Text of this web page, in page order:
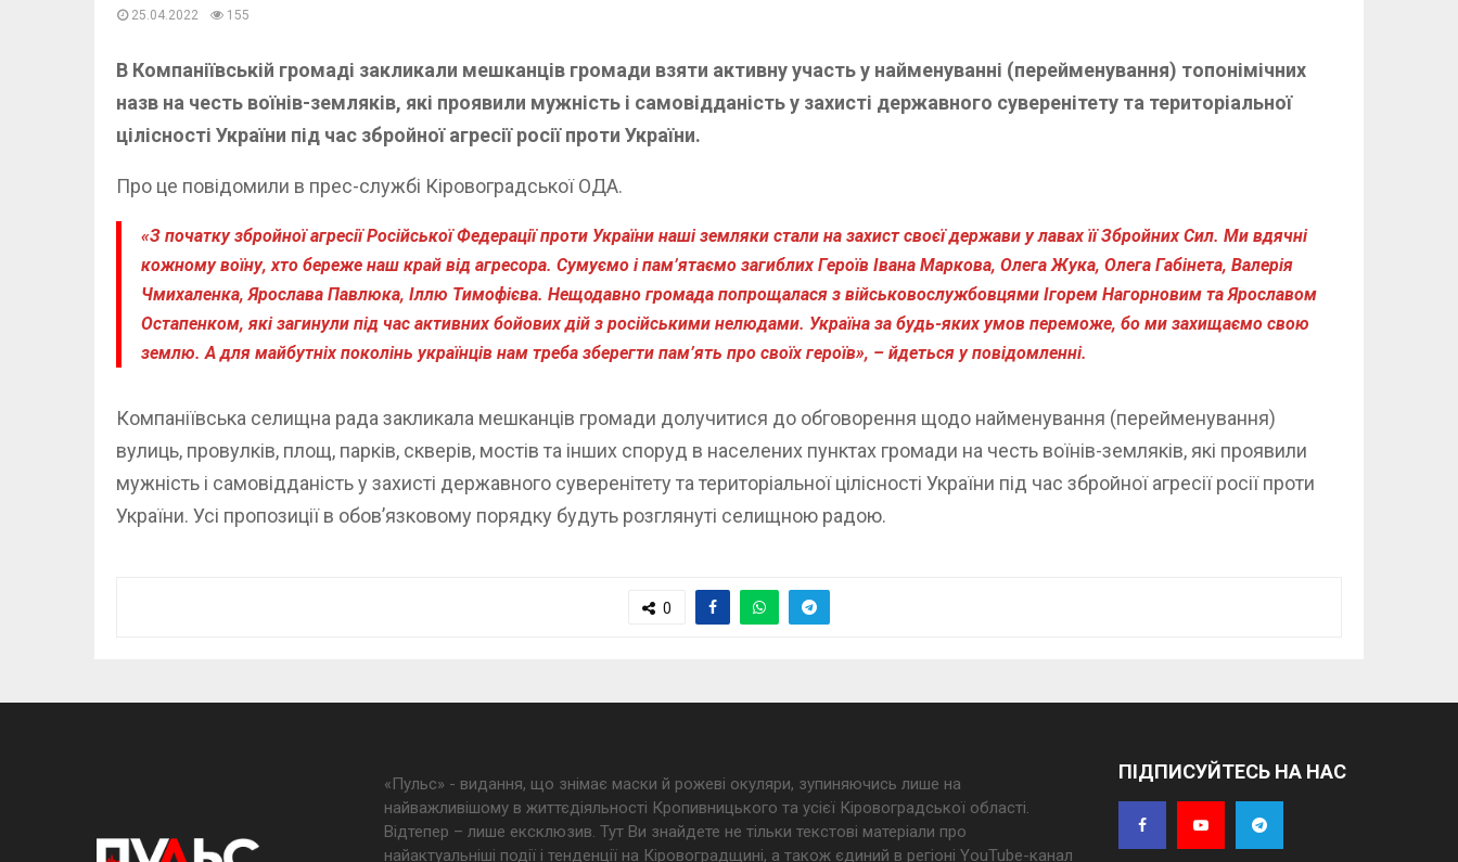
25.04.2022 155
В Компаніївській громаді закликали мешканців громади взяти активну участь у найменуванні (перейменування) топонімічних
назв на честь воїнів-земляків, які проявили мужність і самовідданість у захисті державного суверенітету та територіальної
цілісності України під час збройної агресії росії проти України.
Про це повідомили в прес-службі Кіровоградської ОДА.
«З початку збройної агресії Російської Федерації проти України наші земляки стали на захист своєї держави у лавах її Збройних Сил. Ми вдячні
кожному воїну, хто береже наш край від агресора. Сумуємо і пам’ятаємо загиблих Героїв Івана Маркова, Олега Жука, Олега Габінета, Валерія
Чмихаленка, Ярослава Павлюка, Іллю Тимофієва. Нещодавно громада попрощалася з військовослужбовцями Ігорем Нагорновим та Ярославом
Остапенком, які загинули під час активних бойових дій з російськими нелюдами. Україна за будь-яких умов переможе, бо ми захищаємо свою
землю. А для майбутніх поколінь українців нам треба зберегти пам’ять про своїх героїв», – йдеться у повідомленні.
Компаніївська селищна рада закликала мешканців громади долучитися до обговорення щодо найменування (перейменування)
вулиць, провулків, площ, парків, скверів, мостів та інших споруд в населених пунктах громади на честь воїнів-земляків, які проявили
мужність і самовідданість у захисті державного суверенітету та територіальної цілісності України під час збройної агресії росії проти
України. Усі пропозиції в обов’язковому порядку будуть розглянуті селищною радою.
0
«Пульс» - видання, що знімає маски й рожеві окуляри, зупиняючись лише на
найважливішому в життєдіяльності Кропивницького та усієї Кіровоградської області.
Відтепер – лише ексклюзив. Тут Ви знайдете не тільки текстові матеріали про
найактуальніші події і тенденції на Кіровоградщині, а також єдиний в регіоні YouTube-канал
ПІДПИСУЙТЕСЬ НА НАС